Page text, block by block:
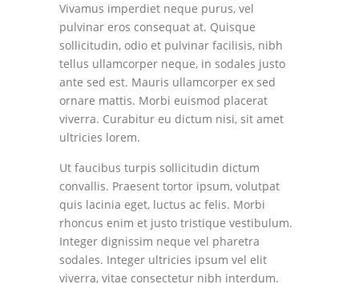
Vivamus imperdiet neque purus, vel
pulvinar eros consequat at. Quisque
sollicitudin, odio et pulvinar facilisis, nibh
tellus ullamcorper neque, in sodales justo
ante sed est. Mauris ullamcorper ex sed
ornare mattis. Morbi euismod placerat
viverra. Curabitur eu dictum nisi, sit amet
ultricies lorem.
Ut faucibus turpis sollicitudin dictum
convallis. Praesent tortor ipsum, volutpat
quis lacinia eget, luctus ac felis. Morbi
rhoncus enim et justo tristique vestibulum.
Integer dignissim neque vel pharetra
sodales. Integer ultricies ipsum vel elit
viverra, vitae consectetur nibh interdum.